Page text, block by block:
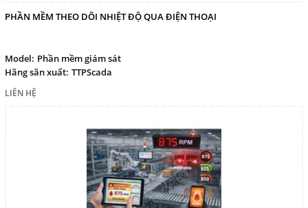
PHẦN MỀM THEO DÕI NHIỆT ĐỘ QUA ĐIỆN THOẠI
Model: Phần mềm giám sát
Hãng sãn xuất: TTPScada
LIÊN HỆ